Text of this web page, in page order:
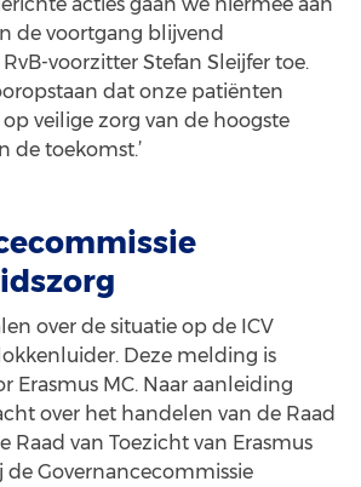
de voortgang blijvend
voorzitter Stefan Sleijfer toe.
dat onze patiënten
veilige zorg van de hoogste
de toekomst.’
over de situatie op de ICV
Deze melding is
Erasmus MC. Naar aanleiding
over het handelen van de Raad
Raad van Toezicht van Erasmus
de Governancecommissie